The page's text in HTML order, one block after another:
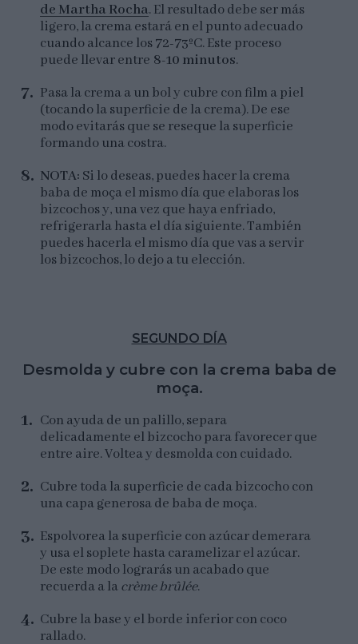
de Martha Rocha. El resultado debe ser más
ligero, la crema estará en el punto adecuado
cuando alcance los 72-73ºC. Este proceso
puede llevar entre 8-10 minutos.
Pasa la crema a un bol y cubre con film a piel
(tocando la superficie de la crema). De ese
modo evitarás que se reseque la superficie
formando una costra.
NOTA: Si lo deseas, puedes hacer la crema
baba de moça el mismo día que elaboras los
bizcochos y, una vez que haya enfriado,
refrigerarla hasta el día siguiente. También
puedes hacerla el mismo día que vas a servir
los bizcochos, lo dejo a tu elección.
SEGUNDO DÍA
Desmolda y cubre con la crema baba de
moça.
Con ayuda de un palillo, separa
delicadamente el bizcocho para favorecer que
entre aire. Voltea y desmolda con cuidado.
Cubre toda la superficie de cada bizcocho con
una capa generosa de baba de moça.
Espolvorea la superficie con azúcar demerara
y usa el soplete hasta caramelizar el azúcar.
De este modo lograrás un acabado que
recuerda a lacrème brûlée.
Cubre la base y el borde inferior con coco
rallado.